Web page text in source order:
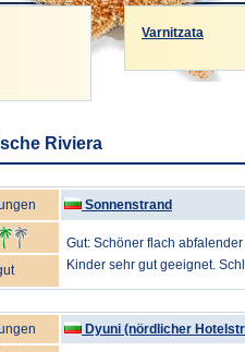
Varnitzata
Riviera
Sonnenstrand
Gut: Schöner flach
Kinder sehr gut geeignet.
Dyuni (nördlicher